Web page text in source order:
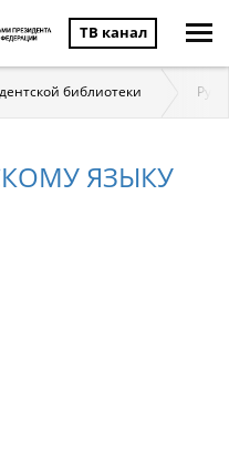
ТВ канал
библиотеки
ЯЗЫКУ